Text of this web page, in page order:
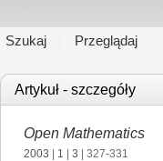
Szukaj Przeglądaj
Artykuł - szczegóły
Open Mathematics
2003 1 3 | 327-331